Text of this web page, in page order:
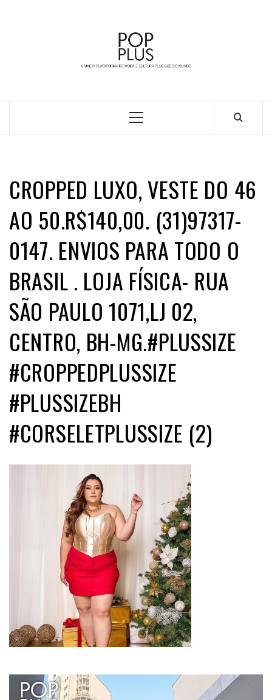
Primary
CROPPED LUXO, VESTE DO 46
AO 50.R$140,00. (31)97317-
0147. ENVIOS PARA TODO O
BRASIL . LOJA FÍSICA- RUA
SÃO PAULO 1071,LJ 02,
CENTRO, BH-MG.#PLUSSIZE
#CROPPEDPLUSSIZE
#PLUSSIZEBH
#CORSELETPLUSSIZE (2)